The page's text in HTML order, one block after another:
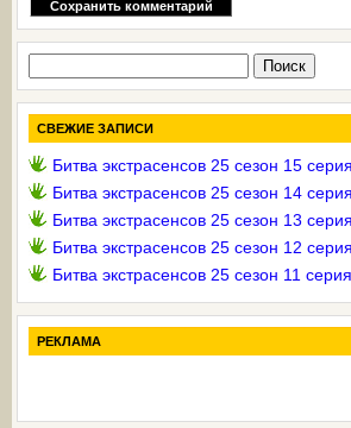
СВЕЖИЕ ЗАПИСИ
Битва экстрасенсов 25 сезон 15
Битва экстрасенсов 25 сезон 14
Битва экстрасенсов 25 сезон 13
Битва экстрасенсов 25 сезон 12
Битва экстрасенсов 25 сезон 11
РЕКЛАМА